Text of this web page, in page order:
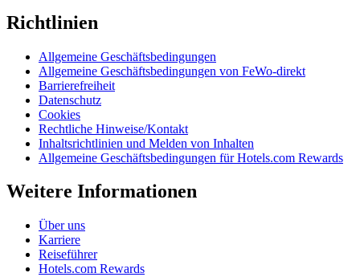
Richtlinien
Allgemeine Geschäftsbedingungen
Allgemeine Geschäftsbedingungen von FeWo-direkt
Barrierefreiheit
Datenschutz
Cookies
Rechtliche Hinweise/Kontakt
Inhaltsrichtlinien und Melden von Inhalten
Allgemeine Geschäftsbedingungen für Hotels.com Rewards
Weitere Informationen
Über uns
Karriere
Reiseführer
Hotels.com Rewards